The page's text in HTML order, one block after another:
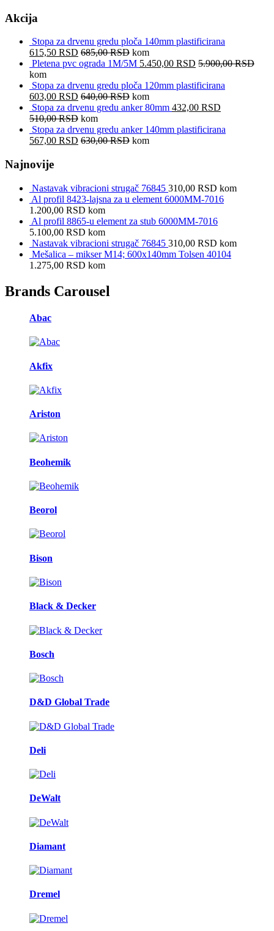
Akcija
Stopa za drvenu gredu ploča 140mm plastificirana
615,50 RSD 685,00RSD kom
Pletena pvc ograda 1M/5M 5.450,00 RSD 5.900,00RSD
kom
Stopa za drvenu gredu ploča 120mm plastificirana
603,00 RSD 640,00RSD kom
Stopa za drvenu gredu anker 80mm 432,00 RSD
510,00RSD kom
Stopa za drvenu gredu anker 140mm plastificirana
567,00 RSD 630,00RSD kom
Najnovije
Nastavak vibracioni strugač 76845 310,00 RSD kom
Al profil 8423-lajsna za u element 6000MM-7016
1.200,00 RSD kom
Al profil 8865-u element za stub 6000MM-7016
5.100,00 RSD kom
Nastavak vibracioni strugač 76845 310,00 RSD kom
Mešalica – mikser M14; 600x140mm Tolsen 40104
1.275,00 RSD kom
Brands Carousel
Abac
Akfix
Ariston
Beohemik
Beorol
Bison
Black & Decker
Bosch
D&D Global Trade
Deli
DeWalt
Diamant
Dremel